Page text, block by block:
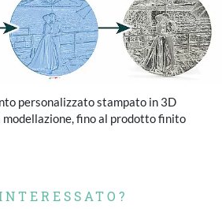
personalizzato stampato in 3D
modellazione, fino al prodotto finito